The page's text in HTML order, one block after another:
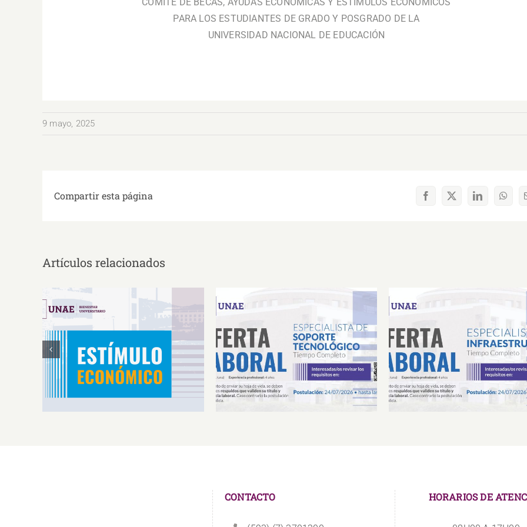
PARA LOS ESTUDIANTES DE GRADO Y POSGRADO DE LA
UNIVERSIDAD NACIONAL DE EDUCACIÓN
9 mayo, 2025
Compartir esta página Facebook
X LinkedIn
Artículos relacionados
Estímulos Económicos para
Deportistas de Alto
Rendimiento IS2026
Oferta Laboral Especialista de
Soporte Tecnológico
Oferta Laboral Especialista
Infraestructura
CONTACTO HORARIOS DE